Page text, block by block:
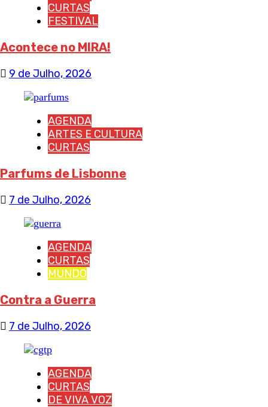
CURTAS
FESTIVAL
Acontece no MIRA!
9 de Julho, 2026
AGENDA
ARTES E CULTURA
CURTAS
Parfums de Lisbonne
7 de Julho, 2026
AGENDA
CURTAS
MUNDO
Contra a Guerra
7 de Julho, 2026
AGENDA
CURTAS
DE VIVA VOZ